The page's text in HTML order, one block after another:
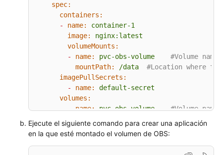
spec:
containers:
-
name:
container-1
image:
nginx:latest
volumeMounts:
-
name: pvc-obs-volume
#Volume
mountPath:
/data
#Location where
imagePullSecrets:
-
name:
default-secret
volumes:
name: pvc-obs-volume
#Volume
persistentVolumeClaim:
claimName:
pvc-obs-auto
Ejecute el siguiente comando para crear una aplicación
en la que esté montado el volumen de OBS: